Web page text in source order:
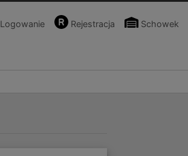
Logowanie Rejestracja Schowek